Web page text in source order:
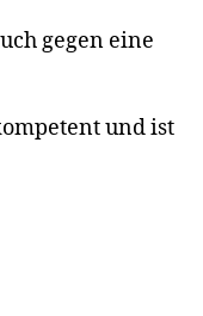
gegen eine
und ist